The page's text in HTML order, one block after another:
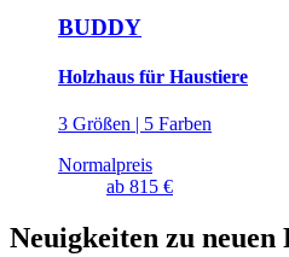
BUDDY
Holzhaus für Haustiere
3 Größen | 5 Farben
Normalpreis
ab 815 €
Neuigkeiten zu